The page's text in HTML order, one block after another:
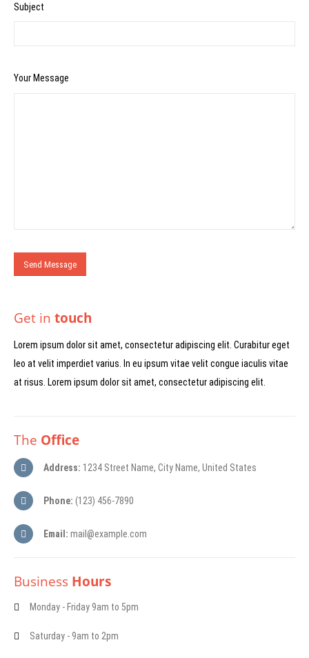
Subject
Your Message
Get in touch
Lorem ipsum dolor sit amet, consectetur adipiscing elit. Curabitur eget
leo at velit imperdiet varius. In eu ipsum vitae velit congue iaculis vitae
at risus. Lorem ipsum dolor sit amet, consectetur adipiscing elit.
The Office
Address: 1234 Street Name, City Name, United States
Phone: (123) 456-7890
Email: mail@example.com
Business Hours
Monday - Friday 9am to 5pm
Saturday - 9am to 2pm